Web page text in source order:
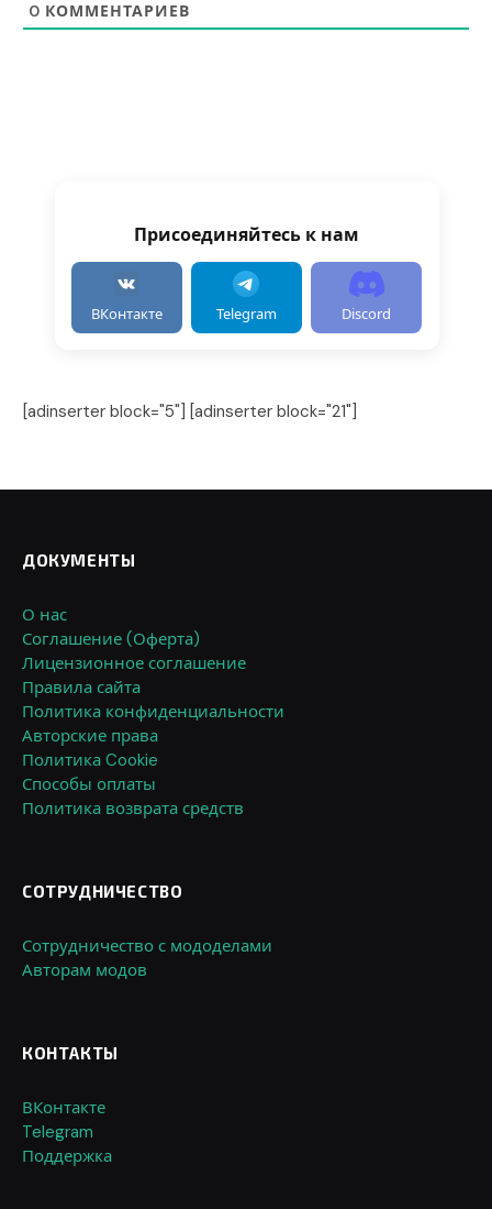
0 КОММЕНТАРИЕВ
Присоединяйтесь к нам
ВКонтакте Telegram Discord
[adinserter block="5"] [adinserter block="21"]
ДОКУМЕНТЫ
О нас
Соглашение (Оферта)
Лицензионное соглашение
Правила сайта
Политика конфиденциальности
Авторские права
Политика Cookie
Способы оплаты
Политика возврата средств
СОТРУДНИЧЕСТВО
Сотрудничество с мододелами
Авторам модов
КОНТАКТЫ
ВКонтакте
Telegram
Поддержка